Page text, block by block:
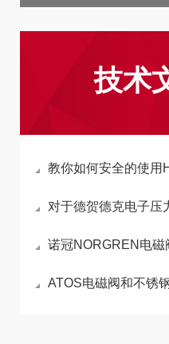
技术
教你如何安全的使用HYDAC导
对于德贺德克电子压力开关
诺冠NORGREN电磁阀类型全解析：
ATOS电磁阀和不锈